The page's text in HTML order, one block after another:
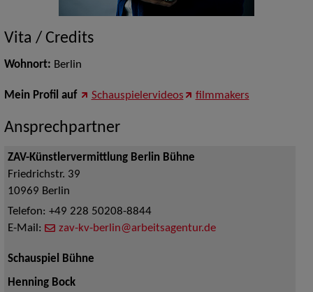
Vita / Credits
Wohnort: Berlin
Mein Profil auf Schauspielervideos filmmakers
Ansprechpartner
ZAV-Künstlervermittlung Berlin Bühne
Friedrichstr. 39
10969 Berlin
Telefon: +49 228 50208-8844
E-Mail:
zav-kv-berlin@arbeitsagentur.de
Schauspiel Bühne
Henning Bock